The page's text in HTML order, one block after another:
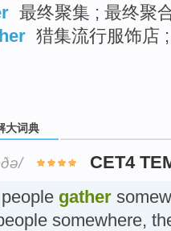
最终聚集 ; 最终聚
猎集流行服饰店
大词典
CET4
gather
somewhere,